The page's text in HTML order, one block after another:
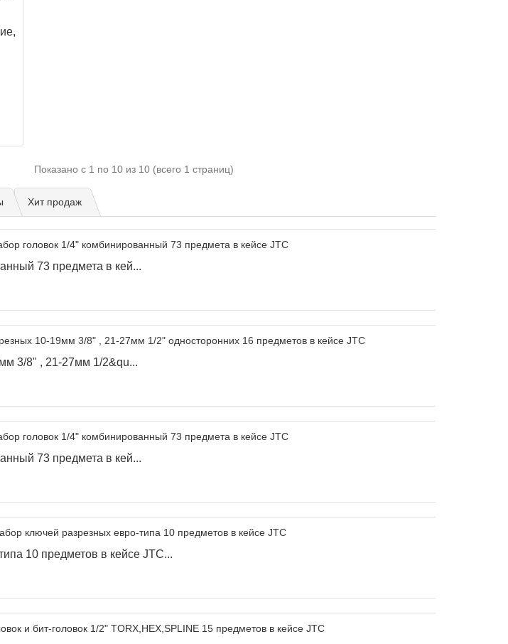
Показано с 1 по 10 из 10 (всего 1 страниц)
Хит продаж
73 предмета в кей...
3/8" , 21-27мм 1/2&qu...
73 предмета в кей...
10 предметов в кейсе JTC...